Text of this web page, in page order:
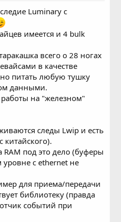
Luminary c
имеется и 4 bulk
всего о 28 ногах
в качестве
питать любую тушку
данными.
на "железном"
следы Lwip и есть
под это дело (буферы
уровне с ethernet не
для приема/передачи
библиотеку (правда
событий при